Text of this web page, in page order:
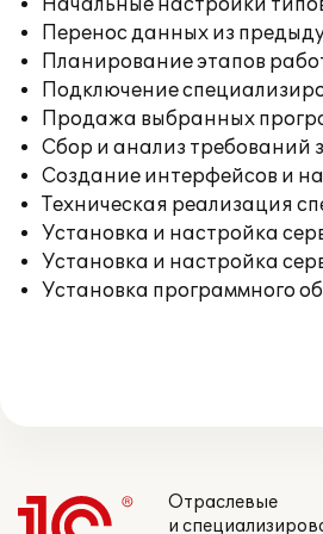
Начальные настройки
Перенос данных из
Планирование этапов
Подключение
Продажа выбранных
Сбор и анализ требований
Создание интерфейсов и
Техническая реализация
Установка и настройка
Установка и настройка
Установка программного
Отраслевые
и